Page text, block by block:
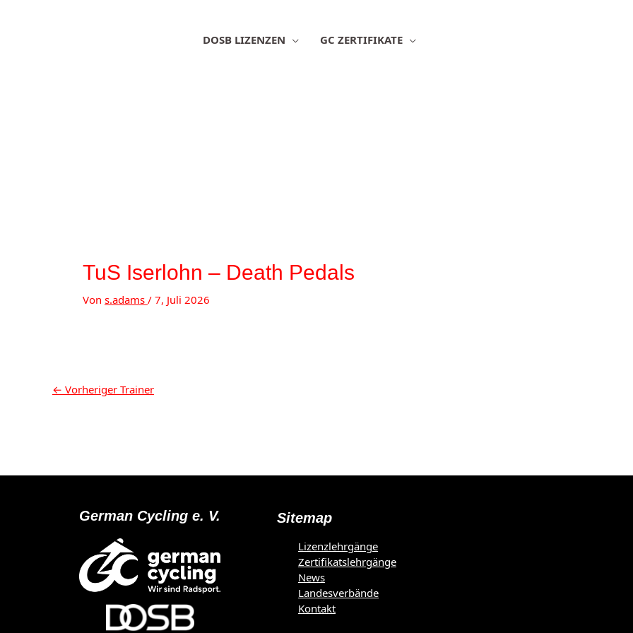
DOSB LIZENZEN GC ZERTIFIKATE
TuS Iserlohn – Death Pedals
Von s.adams / 7, Juli 2026
Beitragsnavigation
← Vorheriger Trainer
German Cycling e. V. Sitemap
Lizenzlehrgänge
Zertifikatslehrgänge
News
Landesverbände
Kontakt